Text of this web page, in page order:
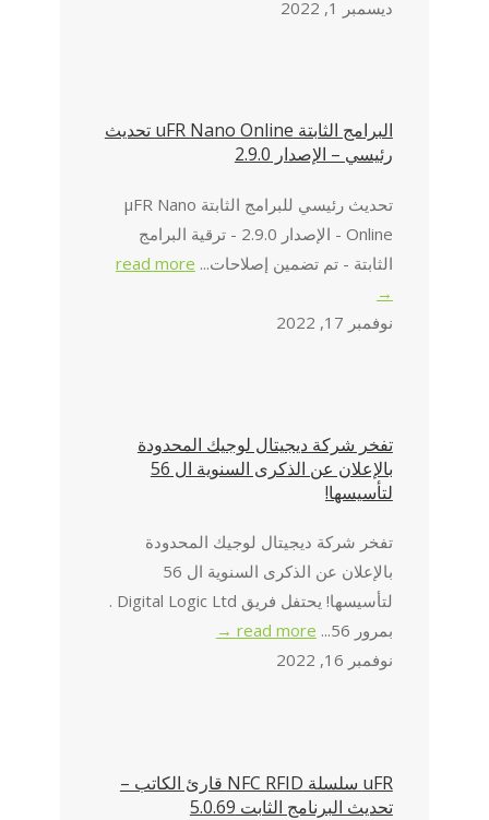
ديسمبر 1, 2022
البرامج الثابتة uFR Nano Online تحديث
رئيسي – الإصدار 2.9.0
تحديث رئيسي للبرامج الثابتة μFR Nano
Online - الإصدار 2.9.0 - ترقية البرامج
الثابتة - تم تضمين إصلاحات... read more
→
نوفمبر 17, 2022
تفخر شركة ديجيتال لوجيك المحدودة
بالإعلان عن الذكرى السنوية ال 56
لتأسيسها!
تفخر شركة ديجيتال لوجيك المحدودة
بالإعلان عن الذكرى السنوية ال 56
لتأسيسها! يحتفل فريق Digital Logic Ltd .
بمرور 56...
read more →
نوفمبر 16, 2022
uFR سلسلة NFC RFID قارئ الكاتب –
تحديث البرنامج الثابت 5.0.69